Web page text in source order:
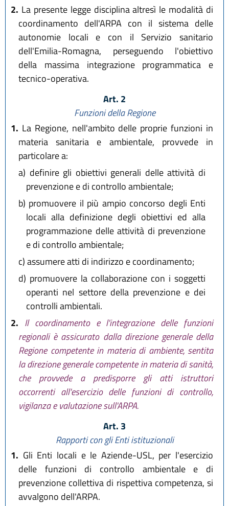
2. La presente legge disciplina altresì le modalità di
coordinamento dell'ARPA con il sistema delle
autonomie locali e con il Servizio sanitario
dell'Emilia-Romagna, perseguendo l'obiettivo
della massima integrazione programmatica e
tecnico-operativa.
Art. 2
Funzioni della Regione
1. La Regione, nell'ambito delle proprie funzioni in
materia sanitaria e ambientale, provvede in
particolare a:
a) definire gli obiettivi generali delle attività di
prevenzione e di controllo ambientale;
b) promuovere il più ampio concorso degli Enti
locali alla definizione degli obiettivi ed alla
programmazione delle attività di prevenzione
e di controllo ambientale;
c)assumere atti di indirizzo e coordinamento;
d) promuovere la collaborazione con i soggetti
operanti nel settore della prevenzione e dei
controlli ambientali.
2. Il coordinamento e l'integrazione delle funzioni
regionali è assicurato dalla direzione generale della
Regione competente in materia di ambiente, sentita
la direzione generale competente in materia di sanità,
che provvede a predisporre gli atti istruttori
occorrenti all'esercizio delle funzioni di controllo,
vigilanza e valutazione sull'ARPA.
Art. 3
Rapporti con gli Enti istituzionali
1. Gli Enti locali e le Aziende-USL, per l'esercizio
delle funzioni di controllo ambientale e di
prevenzione collettiva di rispettiva competenza, si
avvalgono dell'ARPA.